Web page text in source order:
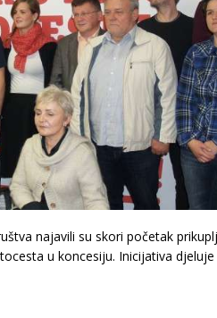
najavili su skori početak
u koncesiju. Inicijativa